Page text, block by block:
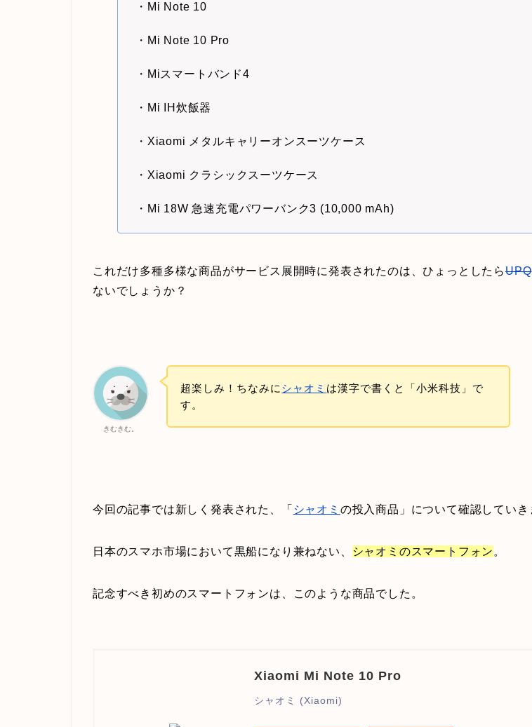
・Mi Note 10
・Mi Note 10 Pro
・Miスマートバンド4
・Mi IH炊飯器
・Xiaomi メタルキャリーオンスーツケース
・Xiaomi クラシックスーツケース
・Mi 18W 急速充電パワーバンク3 (10,000 mAh)
これだけ多種多様な商品がサービス展開時に発表されたのは、ひょっとしたらUPQ
ないでしょうか？
きむきむ。
超楽しみ！ちなみに シャオミ は漢字で書くと「小米科技」で
す。
今回の記事では新しく発表された、「 シャオミ の投入商品」について確認していき
日本のスマホ市場において黒船になり兼ねない、 シャオミのスマートフォン 。
記念すべき初めのスマートフォンは、このような商品でした。
Xiaomi Mi Note 10 Pro
シャオミ (Xiaomi)